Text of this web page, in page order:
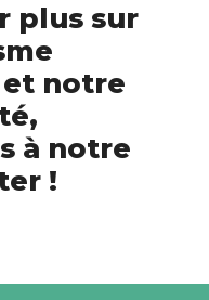
plus sur
notre
à notre
!